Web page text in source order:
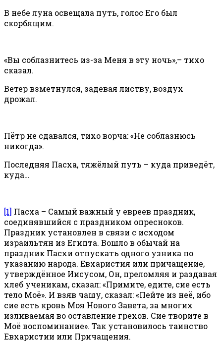
В небе луна освещала путь, голос Его был
скорбящим.
«Вы соблазнитесь из-за Меня в эту ночь»,– тихо
сказал.
Ветер взметнулся, задевая листву, воздух
дрожал.
Пётр не сдавался, тихо ворча: «Не соблазнюсь
никогда».
Последняя Пасха, тяжёлый путь – куда приведёт,
куда…
[1] Пасха – Самый важный у евреев праздник,
соединявшийся с праздником опресноков.
Праздник установлен в связи с исходом
израильтян из Египта. Вошло в обычай на
праздник Пасхи отпускать одного узника по
указанию народа. Евхаристия или причащение,
утверждённое Иисусом, Он, преломляя и раздавая
хлеб ученикам, сказал: «Примите, едите, сие есть
тело Моё». И взяв чашу, сказал: «Пейте из неё, ибо
сие есть кровь Моя Нового Завета, за многих
изливаемая во оставление грехов. Сие творите в
Моё воспоминание». Так установилось таинство
Евхаристии или Причащения.